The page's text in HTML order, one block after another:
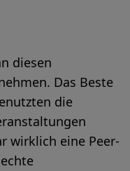
diesen
Das Beste
die
wirklich eine Peer-